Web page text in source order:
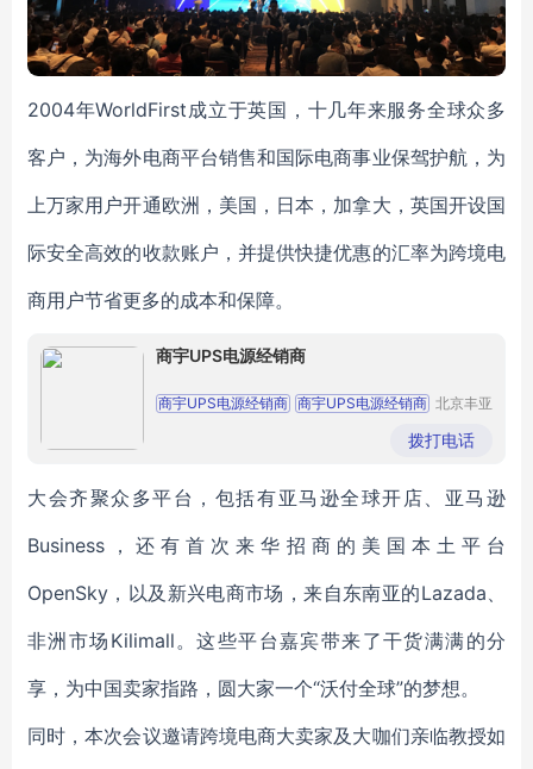
2004年WorldFirst成立于英国，十几年来服务全球众多
客户，为海外电商平台销售和国际电商事业保驾护航，为
上万家用户开通欧洲，美国，日本，加拿大，英国开设国
际安全高效的收款账户，并提供快捷优惠的汇率为跨境电
商用户节省更多的成本和保障。
商宇UPS电源经销商
商宇UPS电源经销商 商宇UPS电源经销商 北京丰亚
发展有限
公司
拨打电话
大会齐聚众多平台，包括有亚马逊全球开店、亚马逊
Business，还有首次来华招商的美国本土平台
OpenSky，以及新兴电商市场，来自东南亚的Lazada、
非洲市场Kilimall。这些平台嘉宾带来了干货满满的分
享，为中国卖家指路，圆大家一个“沃付全球”的梦想。
同时，本次会议邀请跨境电商大卖家及大咖们亲临教授如